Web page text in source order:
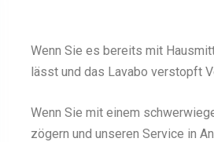
Wenn Sie es bereits mit
lässt und das Lavabo verstopft
Wenn Sie mit einem
zögern und unseren Service in